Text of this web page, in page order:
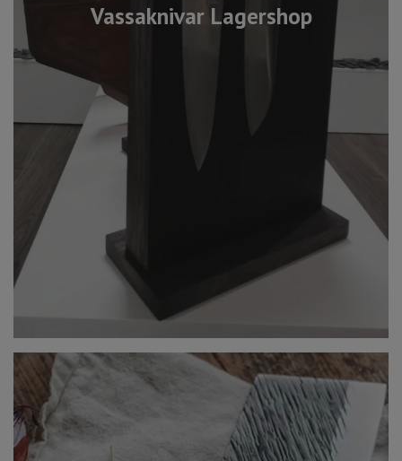
Vassaknivar Lagershop